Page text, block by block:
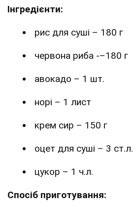
Інгредієнти:
рис для суші – 180 г
червона риба -–180 г
авокадо – 1 шт.
норі – 1 лист
крем сир – 150 г
оцет для суші – 3 ст.л.
цукор – 1 ч.л.
Спосіб приготування: